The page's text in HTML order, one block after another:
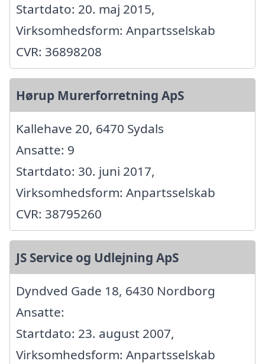
Startdato: 20. maj 2015,
Virksomhedsform: Anpartsselskab
CVR: 36898208
Hørup Murerforretning ApS
Kallehave 20, 6470 Sydals
Ansatte: 9
Startdato: 30. juni 2017,
Virksomhedsform: Anpartsselskab
CVR: 38795260
JS Service og Udlejning ApS
Dyndved Gade 18, 6430 Nordborg
Ansatte:
Startdato: 23. august 2007,
Virksomhedsform: Anpartsselskab